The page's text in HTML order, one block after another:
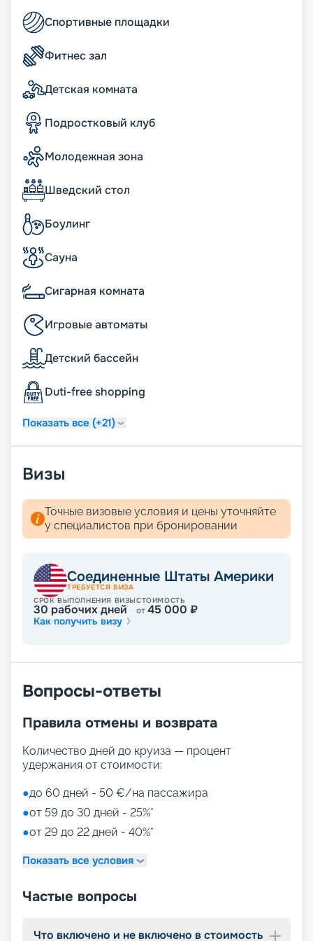
Читайте отзывы, смотрите фото, узнавайте цену,
маршрут и покупайте для себя подходящий
вариант круиза в 2026 - 2027 годах. Ждем вас на
борту корабля!
Спортивные площадки
Фитнес зал
Детская комната
Подростковый клуб
Молодежная зона
Шведский стол
Боулинг
Сауна
Сигарная комната
Игровые автоматы
Детский бассейн
Duti-free shopping
Показать все (+21)
Визы
Точные визовые условия и цены уточняйте
у специалистов при бронировании
Соединенные Штаты Америки
ТРЕБУЕТСЯ ВИЗА
СРОК ВЫПОЛНЕНИЯ ВИЗЫ
30 рабочих дней
СТОИМОСТЬ
от45 000 ₽
Как получить визу
Вопросы-ответы
Правила отмены и возврата
Количество дней до круиза — процент
удержания от стоимости:
●до 60 дней - 50 €/на пассажира
●от 59 до 30 дней - 25%*
●от 29 до 22 дней - 40%*
Показать все условия
Частые вопросы
Что включено и не включено в стоимость